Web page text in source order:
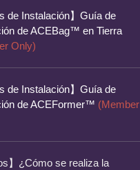
de Instalación】Guía de
de ACEBag™ en Tierra
Only)
de Instalación】Guía de
de ACEFormer™ (Member
】¿Cómo se realiza la